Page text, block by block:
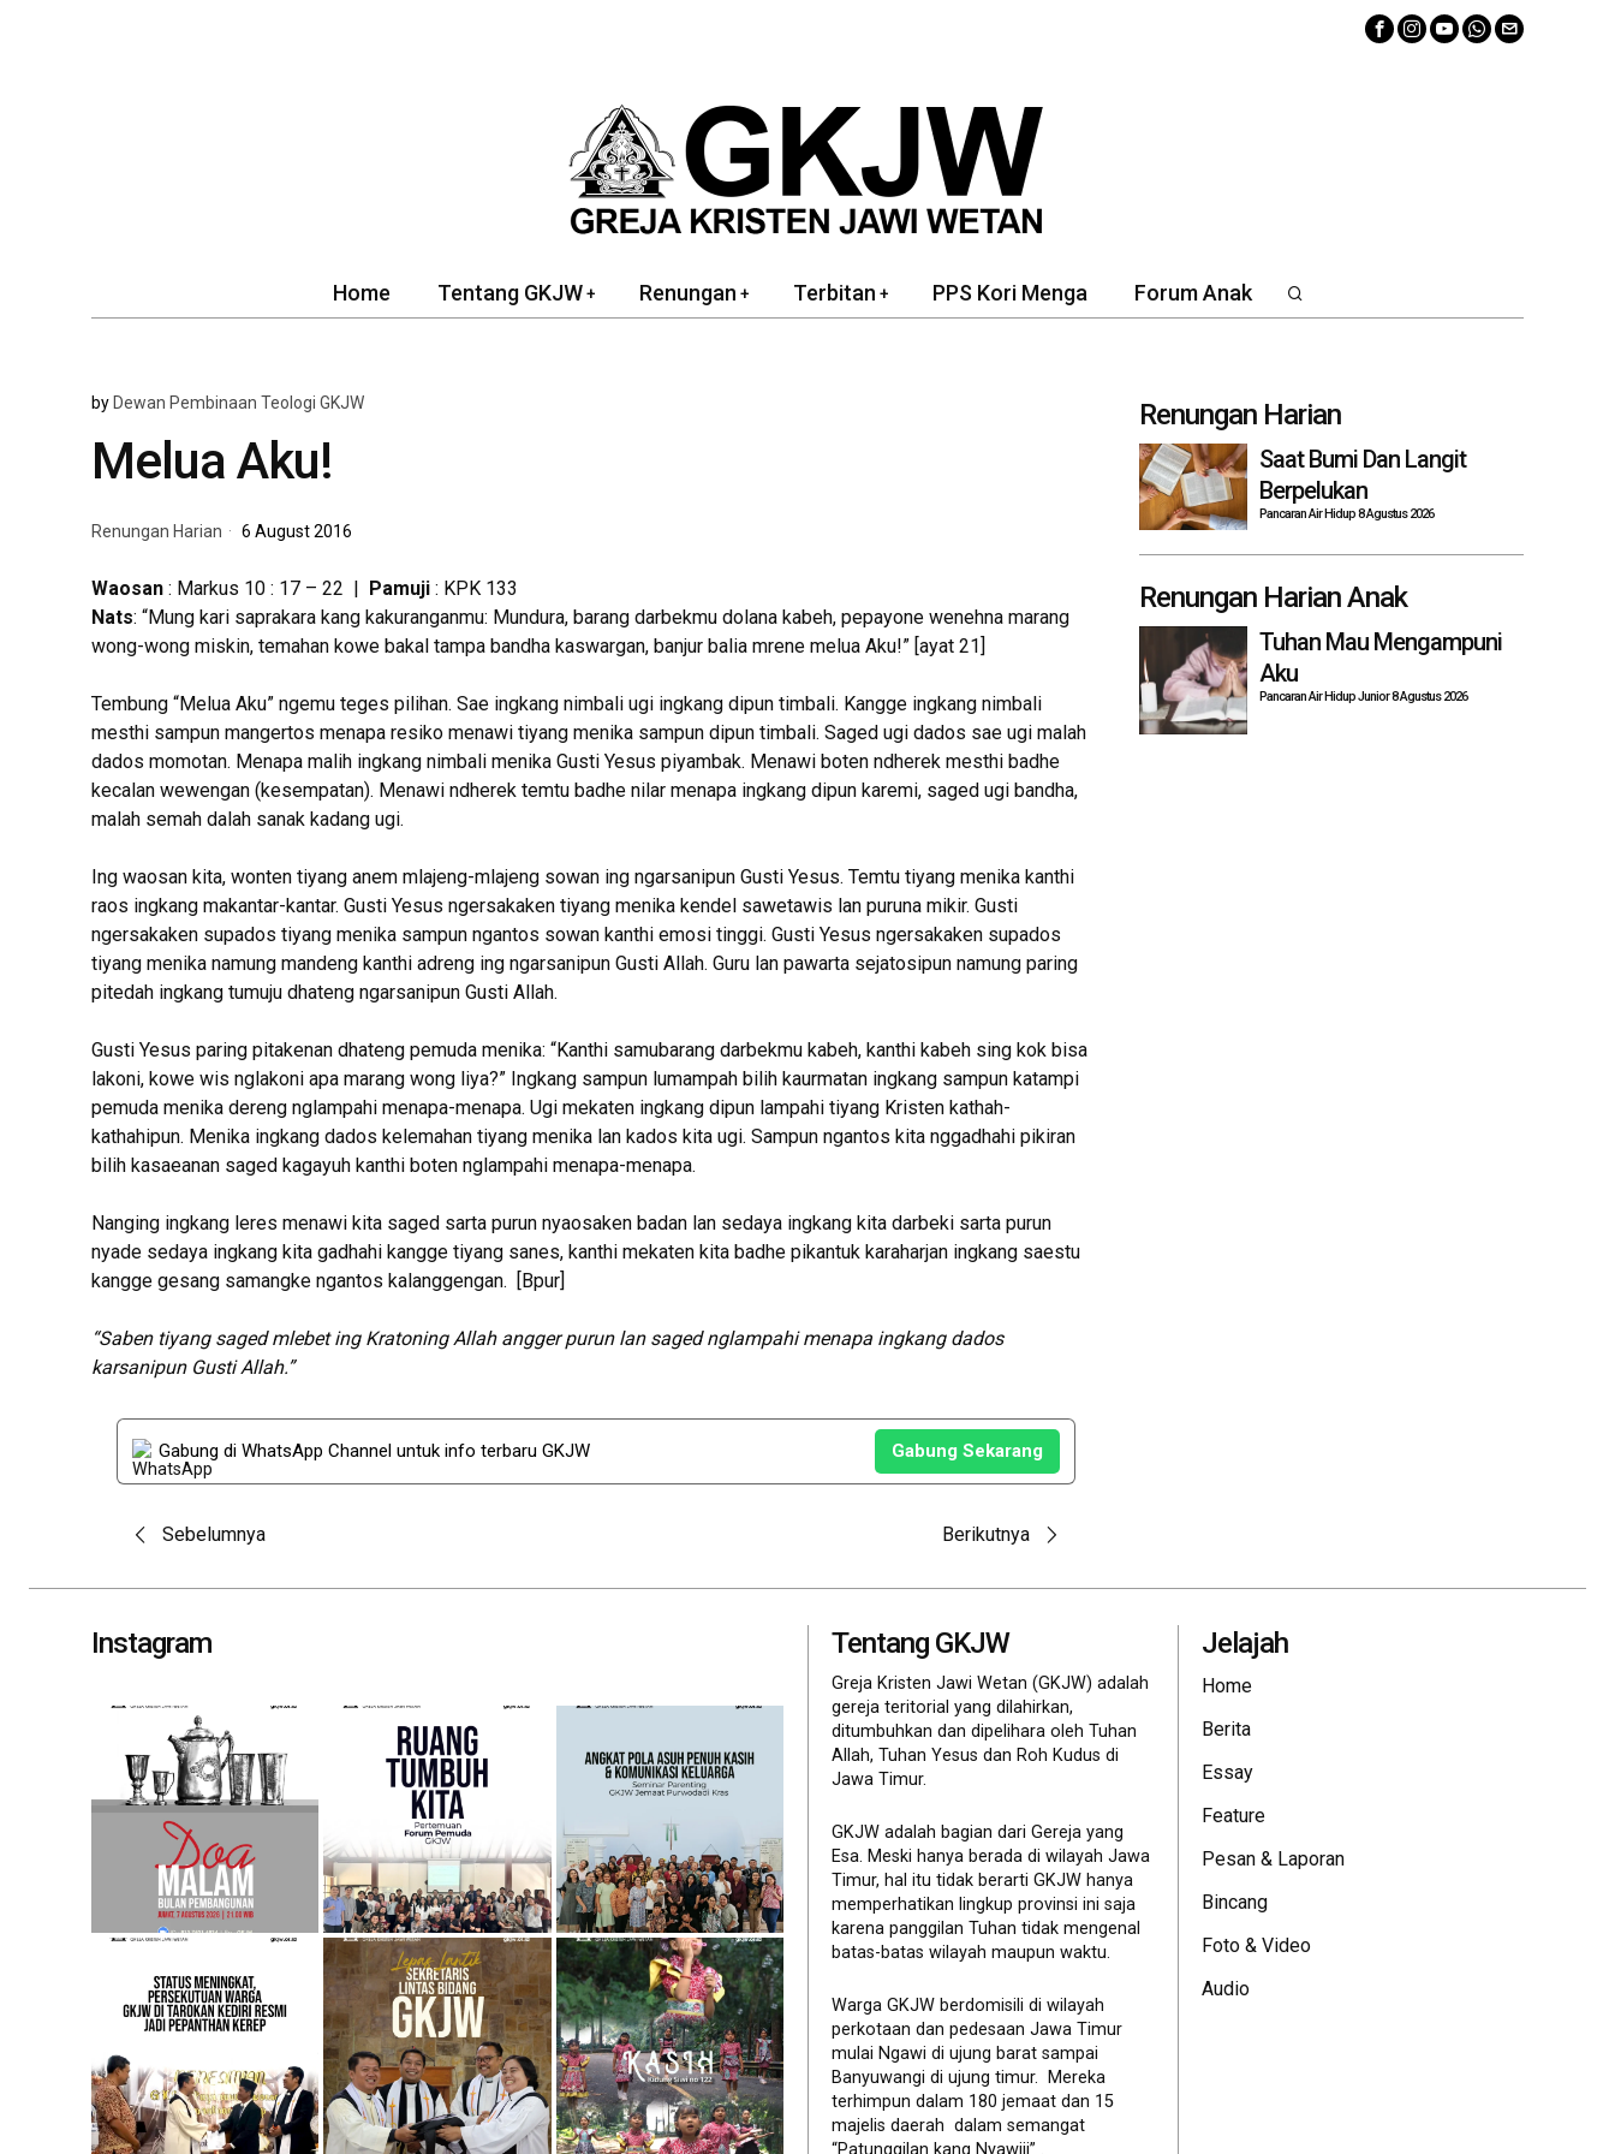
Home Tentang GKJW Renungan Terbitan PPS Kori Menga Forum Anak
by Dewan Pembinaan Teologi GKJW
Melua Aku!
Renungan Harian 6 August 2016
Waosan: Markus 10 : 17 – 22 | Pamuji: KPK 133
Nats: “Mung kari saprakara kang kakuranganmu: Mundura, barang darbekmu dolana kabeh, pepayone wenehna marang
wong-wong miskin, temahan kowe bakal tampa bandha kaswargan, banjur balia mrene melua Aku!” [ayat 21]
Tembung “Melua Aku” ngemu teges pilihan. Sae ingkang nimbali ugi ingkang dipun timbali. Kangge ingkang nimbali
mesthi sampun mangertos menapa resiko menawi tiyang menika sampun dipun timbali. Saged ugi dados sae ugi malah
dados momotan. Menapa malih ingkang nimbali menika Gusti Yesus piyambak. Menawi boten ndherek mesthi badhe
kecalan wewengan (kesempatan). Menawi ndherek temtu badhe nilar menapa ingkang dipun karemi, saged ugi bandha,
malah semah dalah sanak kadang ugi.
Ing waosan kita, wonten tiyang anem mlajeng-mlajeng sowan ing ngarsanipun Gusti Yesus. Temtu tiyang menika kanthi
raos ingkang makantar-kantar. Gusti Yesus ngersakaken tiyang menika kendel sawetawis lan puruna mikir. Gusti
ngersakaken supados tiyang menika sampun ngantos sowan kanthi emosi tinggi. Gusti Yesus ngersakaken supados
tiyang menika namung mandeng kanthi adreng ing ngarsanipun Gusti Allah. Guru lan pawarta sejatosipun namung paring
pitedah ingkang tumuju dhateng ngarsanipun Gusti Allah.
Gusti Yesus paring pitakenan dhateng pemuda menika: “Kanthi samubarang darbekmu kabeh, kanthi kabeh sing kok bisa
lakoni, kowe wis nglakoni apa marang wong liya?” Ingkang sampun lumampah bilih kaurmatan ingkang sampun katampi
pemuda menika dereng nglampahi menapa-menapa. Ugi mekaten ingkang dipun lampahi tiyang Kristen kathah-
kathahipun. Menika ingkang dados kelemahan tiyang menika lan kados kita ugi. Sampun ngantos kita nggadhahi pikiran
bilih kasaeanan saged kagayuh kanthi boten nglampahi menapa-menapa.
Nanging ingkang leres menawi kita saged sarta purun nyaosaken badan lan sedaya ingkang kita darbeki sarta purun
nyade sedaya ingkang kita gadhahi kangge tiyang sanes, kanthi mekaten kita badhe pikantuk karaharjan ingkang saestu
kangge gesang samangke ngantos kalanggengan. [Bpur]
“Saben tiyang saged mlebet ing Kratoning Allah angger purun lan saged nglampahi menapa ingkang dados
karsanipun Gusti Allah.”
Gabung di WhatsApp Channel untuk info terbaru GKJW Gabung Sekarang
Post
navigation
Sebelumnya Berikutnya
Renungan Harian
Saat Bumi Dan Langit
Berpelukan
Pancaran Air Hidup 8 Agustus 2026
Renungan Harian Anak
Tuhan Mau Mengampuni
Aku
Pancaran Air Hidup Junior 8 Agustus 2026
Instagram Tentang GKJW
Greja Kristen Jawi Wetan (GKJW) adalah
gereja teritorial yang dilahirkan,
ditumbuhkan dan dipelihara oleh Tuhan
Allah, Tuhan Yesus dan Roh Kudus di
Jawa Timur.
GKJW adalah bagian dari Gereja yang
Esa. Meski hanya berada di wilayah Jawa
Timur, hal itu tidak berarti GKJW hanya
memperhatikan lingkup provinsi ini saja
karena panggilan Tuhan tidak mengenal
batas-batas wilayah maupun waktu.
Warga GKJW berdomisili di wilayah
perkotaan dan pedesaan Jawa Timur
mulai Ngawi di ujung barat sampai
Banyuwangi di ujung timur. Mereka
terhimpun dalam 180 jemaat dan 15
majelis daerah dalam semangat
“Patunggilan kang Nyawiji” .
Jelajah
Home
Berita
Essay
Feature
Pesan & Laporan
Bincang
Foto & Video
Audio